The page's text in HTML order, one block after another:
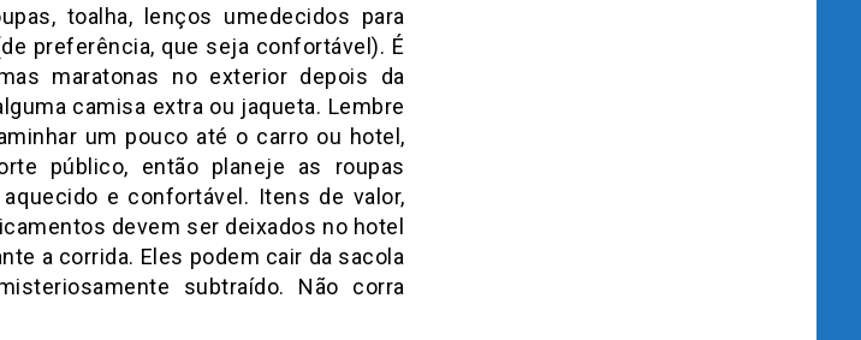
toalha, lenços umedecidos para
preferência, que seja confortável). É
maratonas no exterior depois da
camisa extra ou jaqueta. Lembre
um pouco até o carro ou hotel,
público, então planeje as roupas
e confortável. Itens de valor,
devem ser deixados no hotel
a corrida. Eles podem cair da sacola
subtraído. Não corra